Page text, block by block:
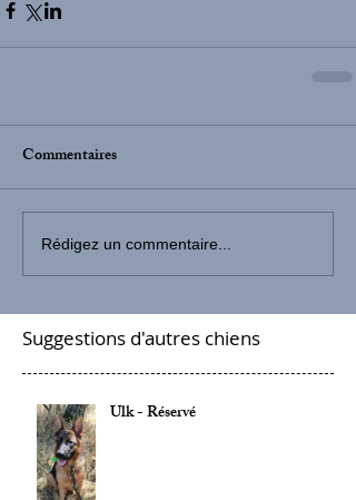
Commentaires
Rédigez un commentaire...
Suggestions d'autres chiens
Ulk - Réservé